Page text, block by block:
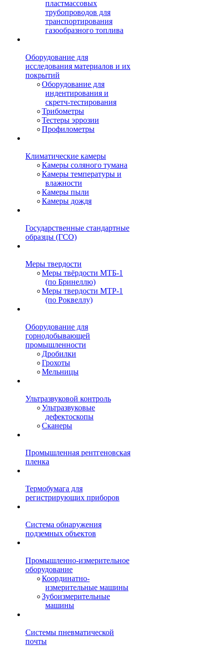
пластмассовых
трубопроводов для
транспортирования
газообразного топлива
Оборудование для
исследования материалов и их
покрытий
Оборудование для
индентирования и
скретч-тестирования
Трибометры
Тестеры эррозии
Профилометры
Климатические камеры
Камеры соляного тумана
Камеры температуры и
влажности
Камеры пыли
Камеры дождя
Государственные стандартные
образцы (ГСО)
Меры твердости
Меры твёрдости МТБ-1
(по Бринеллю)
Меры твердости МТР-1
(по Роквеллу)
Оборудование для
горнодобывающей
промышленности
Дробилки
Грохоты
Мельницы
Ультразвуковой контроль
Ультразвуковые
дефектоскопы
Сканеры
Промышленная рентгеновская
пленка
Термобумага для
регистрирующих приборов
Система обнаружения
подземных объектов
Промышленно-измерительное
оборудование
Координатно-
измерительные машины
Зубоизмерительные
машины
Системы пневматической
почты